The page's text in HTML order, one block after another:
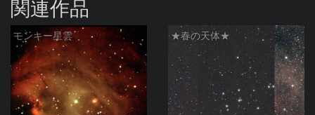
関連作品
モンキー星雲 ★春の天体★